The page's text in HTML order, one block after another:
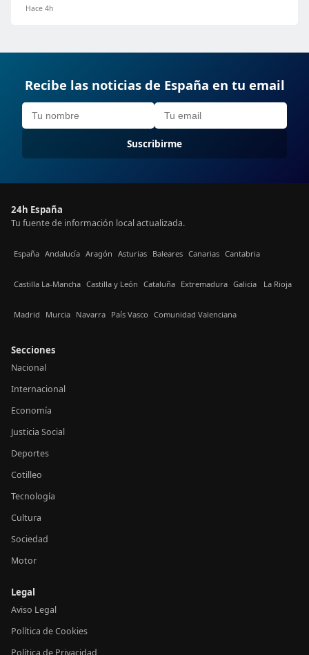
Hace 4h
Recibe las noticias de España en tu email
Suscribirme
24h España
Tu fuente de información local actualizada.
España Andalucía Aragón Asturias Baleares Canarias Cantabria
Castilla La-Mancha Castilla y León Cataluña Extremadura Galicia La Rioja
Madrid Murcia Navarra País Vasco Comunidad Valenciana
Secciones
Nacional
Internacional
Economía
Justicia Social
Deportes
Cotilleo
Tecnología
Cultura
Sociedad
Motor
Legal
Aviso Legal
Política de Cookies